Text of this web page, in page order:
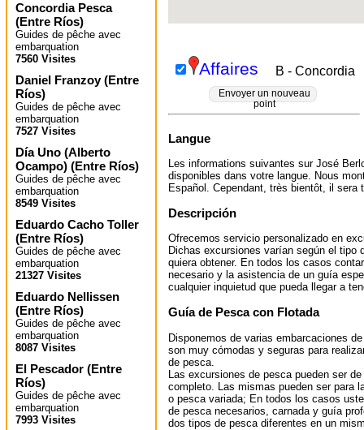
Concordia Pesca
(Entre Ríos)
Guides de pêche avec
embarquation
7560 Visites
Daniel Franzoy(Entre
Ríos)
Guides de pêche avec
embarquation
7527 Visites
Día Uno (Alberto
Ocampo) (Entre Ríos)
Guides de pêche avec
embarquation
8549 Visites
Eduardo Cacho Toller
(Entre Ríos)
Guides de pêche avec
embarquation
21327 Visites
Eduardo Nellissen
(Entre Ríos)
Guides de pêche avec
embarquation
8087 Visites
El Pescador (Entre
Ríos)
Guides de pêche avec
embarquation
7993 Visites
Affaires B - Concordia
Envoyer un nouveau
point
Langue
Les informations suivantes sur José
disponibles dans votre langue. Nous
Español. Cependant, très bientôt, il sera
Descripción
Ofrecemos servicio personalizado en
Dichas excursiones varían según el tipo
quiera obtener. En todos los casos
necesario y la asistencia de un guía
cualquier inquietud que pueda llegar a
Guía de Pesca con Flotada
Disponemos de varias embarcaciones
son muy cómodas y seguras para
de pesca.
Las excursiones de pesca pueden ser
completo. Las mismas pueden ser para
o pesca variada; En todos los casos
de pesca necesarios, carnada y guía
dos tipos de pesca diferentes en un